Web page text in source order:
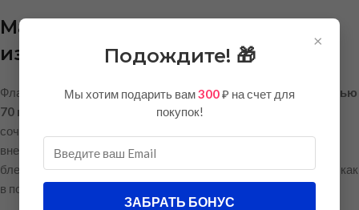
Материал и качество
изготовления
Флаг изготовлен изполиэфирного шелка тафетта плотностью
70 г/м²
— современного синтетического материала, который
сочетает в себе лёгкость, эластичность и привлекательный
внешний вид. Ткань обладает характерным шелковистым
блеском, благодаря которому флаг выглядит презентабельно как
в помещении, так и на открытом воздухе.
×
Подождите! 🎁
Мы хотим подарить вам300₽ на счет для
покупок!
ЗАБРАТЬ БОНУС